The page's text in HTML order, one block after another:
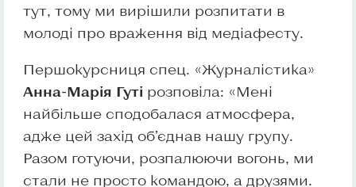
тут, тому ми вирішили розпитати в
молоді про враження від медіафесту.
Першокурсниця спец. «Журналістика»
Анна-Марія Гуті розповіла: «Мені
найбільше сподобалася атмосфера,
адже цей захід об’єднав нашу групу.
Разом готуючи, розпалюючи вогонь, ми
стали не просто командою, а друзями.